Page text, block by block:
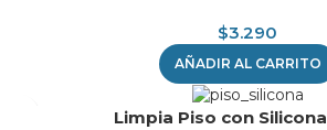
$3.290
AÑADIR AL CARRITO
Limpia Piso con